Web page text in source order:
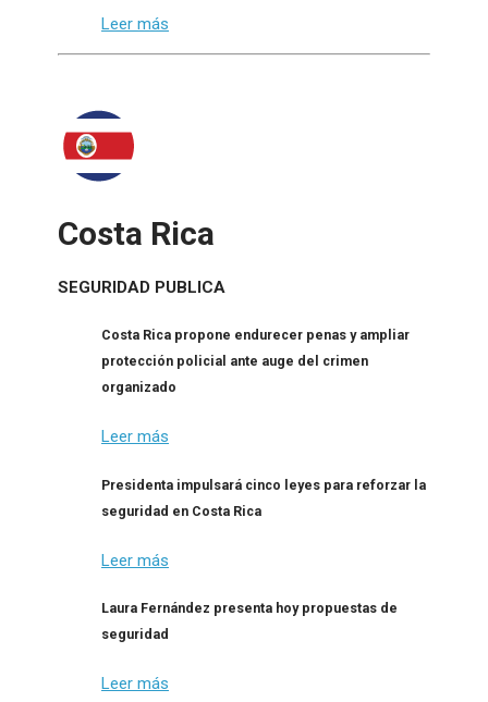
Leer más
Costa Rica
SEGURIDAD PUBLICA
Costa Rica propone endurecer penas y ampliar
protección policial ante auge del crimen
organizado
Leer más
Presidenta impulsará cinco leyes para reforzar la
seguridad en Costa Rica
Leer más
Laura Fernández presenta hoy propuestas de
seguridad
Leer más